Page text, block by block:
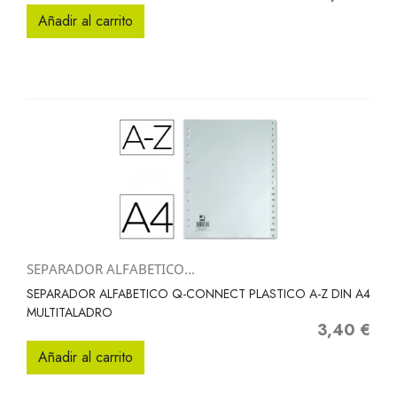
Añadir al carrito
SEPARADOR ALFABETICO...
SEPARADOR ALFABETICO Q-CONNECT PLASTICO A-Z DIN A4
MULTITALADRO
Precio
3,40 €
Añadir al carrito